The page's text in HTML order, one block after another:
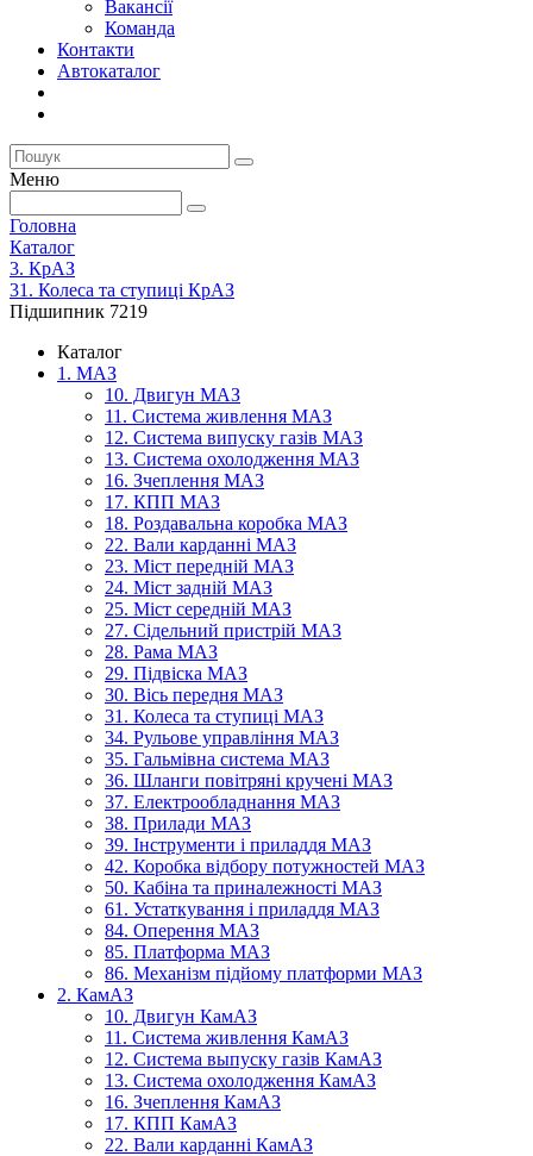
Вакансії
Команда
Контакти
Автокаталог
Меню
Головна
Каталог
3. КрАЗ
31. Колеса та ступиці КрАЗ
Підшипник 7219
Каталог
1. МАЗ
10. Двигун МАЗ
11. Система живлення МАЗ
12. Система випуску газів МАЗ
13. Система охолодження МАЗ
16. Зчеплення МАЗ
17. КПП МАЗ
18. Роздавальна коробка МАЗ
22. Вали карданні МАЗ
23. Міст передній МАЗ
24. Міст задній МАЗ
25. Міст середній МАЗ
27. Сідельний пристрій МАЗ
28. Рама МАЗ
29. Підвіска МАЗ
30. Вісь передня МАЗ
31. Колеса та ступиці МАЗ
34. Рульове управління МАЗ
35. Гальмівна система МАЗ
36. Шланги повітряні кручені МАЗ
37. Електрообладнання МАЗ
38. Прилади МАЗ
39. Інструменти і приладдя МАЗ
42. Коробка відбору потужностей МАЗ
50. Кабіна та приналежності МАЗ
61. Устаткування і приладдя МАЗ
84. Оперення МАЗ
85. Платформа МАЗ
86. Механізм підйому платформи МАЗ
2. КамАЗ
10. Двигун КамАЗ
11. Система живлення КамАЗ
12. Система выпуску газів КамАЗ
13. Система охолодження КамАЗ
16. Зчеплення КамАЗ
17. КПП КамАЗ
22. Вали карданні КамАЗ